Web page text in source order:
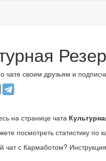
чате своим друзьям и
на странице чата
посмотреть статистику
чат с Кармаботом?